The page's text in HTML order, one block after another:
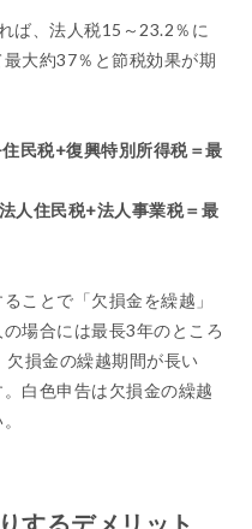
ば、法人税15～23.2％に
大約37％と節税効果が期
税+復興特別所得税＝最
住民税+法人事業税＝最
ことで「欠損金を繰越」
場合には最長3年のところ
損金の繰越期間が長い
白色申告は欠損金の繰越
するデメリット